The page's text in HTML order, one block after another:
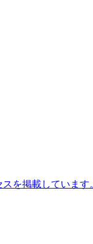
スを掲載していま